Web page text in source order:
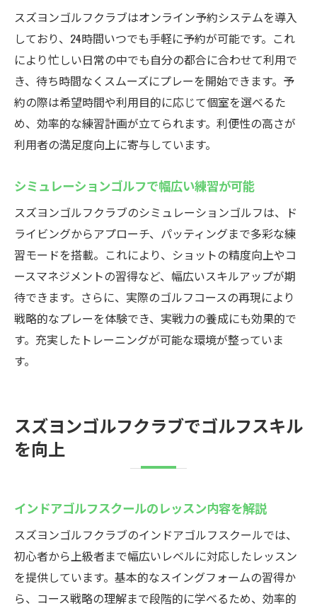
スズヨンゴルフクラブはオンライン予約システムを導入
しており、24時間いつでも手軽に予約が可能です。これ
により忙しい日常の中でも自分の都合に合わせて利用で
き、待ち時間なくスムーズにプレーを開始できます。予
約の際は希望時間や利用目的に応じて個室を選べるた
め、効率的な練習計画が立てられます。利便性の高さが
利用者の満足度向上に寄与しています。
シミュレーションゴルフで幅広い練習が可能
スズヨンゴルフクラブのシミュレーションゴルフは、ド
ライビングからアプローチ、パッティングまで多彩な練
習モードを搭載。これにより、ショットの精度向上やコ
ースマネジメントの習得など、幅広いスキルアップが期
待できます。さらに、実際のゴルフコースの再現により
戦略的なプレーを体験でき、実戦力の養成にも効果的で
す。充実したトレーニングが可能な環境が整っていま
す。
スズヨンゴルフクラブでゴルフスキル
を向上
インドアゴルフスクールのレッスン内容を解説
スズヨンゴルフクラブのインドアゴルフスクールでは、
初心者から上級者まで幅広いレベルに対応したレッスン
を提供しています。基本的なスイングフォームの習得か
ら、コース戦略の理解まで段階的に学べるため、効率的